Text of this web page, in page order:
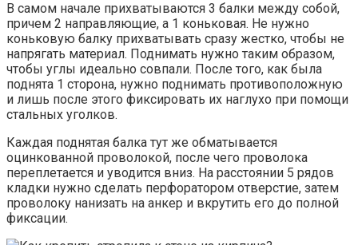
В самом начале прихватываются 3 балки между собой,
причем 2 направляющие, а 1 коньковая. Не нужно
коньковую балку прихватывать сразу жестко, чтобы не
напрягать материал. Поднимать нужно таким образом,
чтобы углы идеально совпали. После того, как была
поднята 1 сторона, нужно поднимать противоположную
и лишь после этого фиксировать их наглухо при помощи
стальных уголков.
Каждая поднятая балка тут же обматывается
оцинкованной проволокой, после чего проволока
переплетается и уводится вниз. На расстоянии 5 рядов
кладки нужно сделать перфоратором отверстие, затем
проволоку нанизать на анкер и вкрутить его до полной
фиксации.